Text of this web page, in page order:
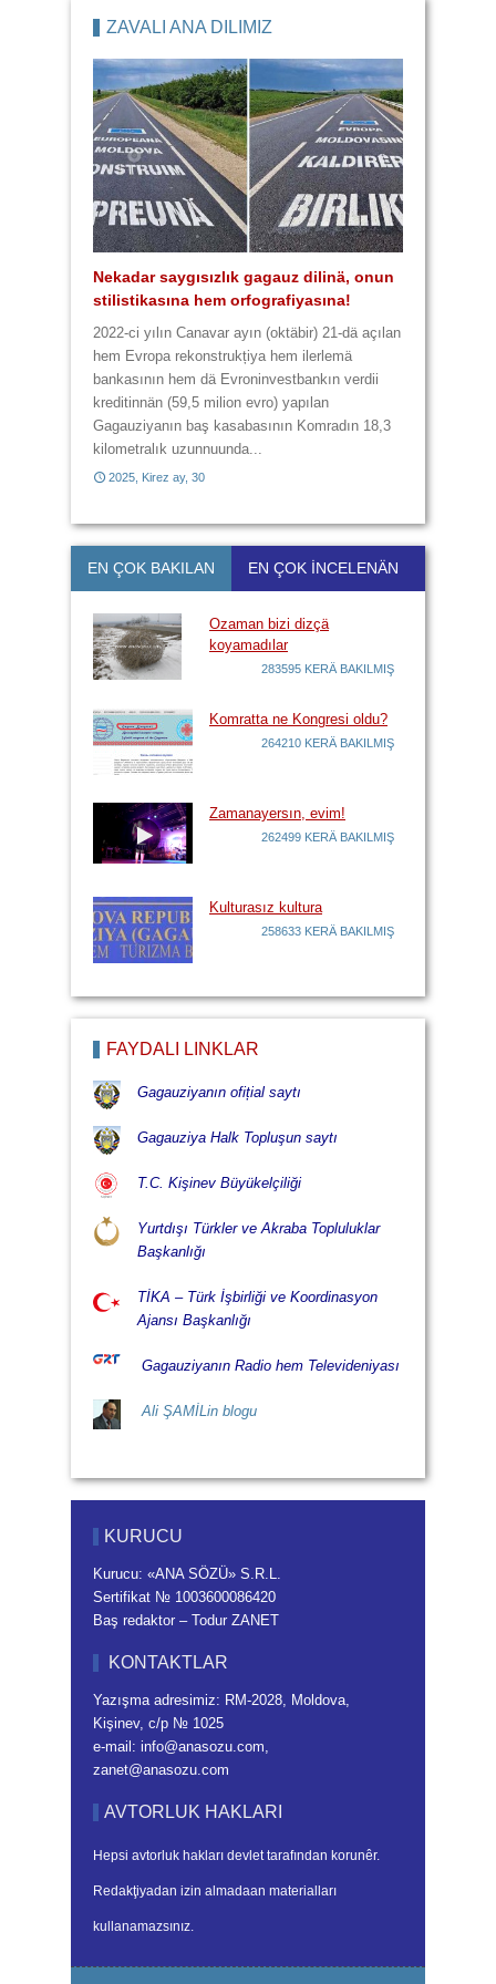
ZAVALI ANA DİLİMİZ
Nekadar saygısızlık gagauz dilinä, onun
stilistikasına hem orfografiyasına!
2022-ci yılın Canavar ayın (oktäbir) 21-dä açılan
hem Evropa rekonstrukțiya hem ilerlemä
bankasının hem dä Evroninvestbankın verdii
kreditinnän (59,5 milion evro) yapılan
Gagauziyanın baş kasabasının Komradın 18,3
kilometralık uzunnuunda...
2025, Kirez ay, 30
Zavalı Gagauz Dilimiz! Hem zaametä,
hem da harcanan paraya yazık!
2017, Kirez ay, 21
Kulturasız kultura
2014, Çiçek ay, 28
Yannışlıklar karma karışık
2014, Baba Marta, 29
4 lafta 9 yannışlık var
2014, Baba Marta, 3
Üç lafta 6 yannışlık
2014, Büük ay, 11
EN ÇOK BAKILAN EN ÇOK İNCELENÄN
Ozaman bizi dizçä
koyamadılar
283595 KERÄ BAKILMIŞ
Komratta ne Kongresi oldu?
264210 KERÄ BAKILMIŞ
Zamanayersın, evim!
262499 KERÄ BAKILMIŞ
Kulturasız kultura
258633 KERÄ BAKILMIŞ
FAYDALI LİNKLÄR
Gagauziyanın ofițial saytı
Gagauziya Halk Topluşun saytı
T.C. Kişinev Büyükelçiliği
Yurtdışı Türkler ve Akraba Topluluklar
Başkanlığı
TİKA – Türk İşbirliği ve Koordinasyon
Ajansı Başkanlığı
Gagauziyanın Radio hem Televideniyası
Ali ŞAMİLin blogu
KURUCU
Kurucu: «ANA SÖZÜ» S.R.L.
Sertifikat № 1003600086420
Baş redaktor – Todur ZANET
KONTAKTLAR
Yazışma adresimiz: RM-2028, Moldova,
Kişinev, c/p № 1025
e-mail: info@anasozu.com,
zanet@anasozu.com
AVTORLUK HAKLARI
Hepsi avtorluk hakları devlet tarafından korunêr.
Redakţiyadan izin almadaan materialları
kullanamazsınız.